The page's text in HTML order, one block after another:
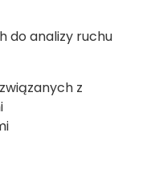
o dostępności
do analizy ruchu
z